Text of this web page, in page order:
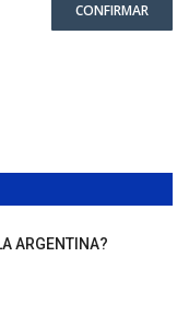
CONFIRMAR
ARGENTINA?